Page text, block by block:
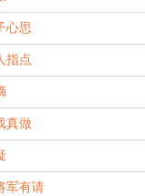
心思
指点
真做
军有请